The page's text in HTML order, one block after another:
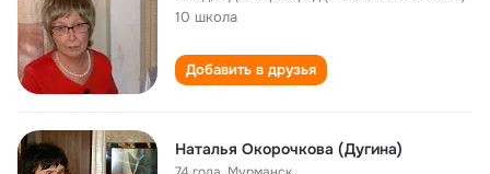
10 школа
Добавить в друзья
Наталья Окорочкова (Дугина)